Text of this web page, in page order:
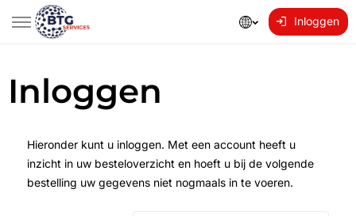
Inloggen
Inloggen
Hieronder kunt u inloggen. Met een account heeft u
inzicht in uw besteloverzicht en hoeft u bij de volgende
bestelling uw gegevens niet nogmaals in te voeren.